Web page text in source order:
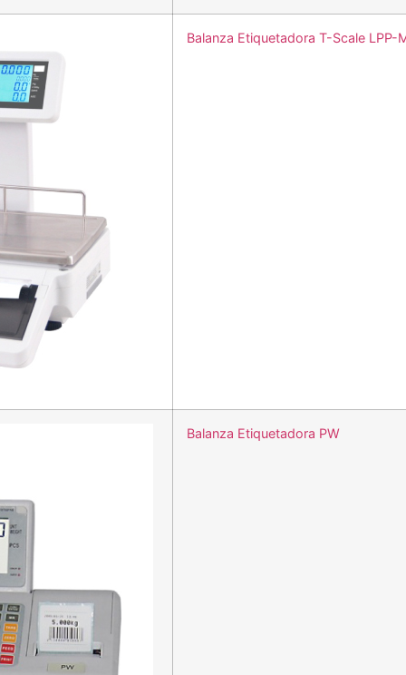
Balanza Etiquetadora T-Scale LPP-
Balanza Etiquetadora PW